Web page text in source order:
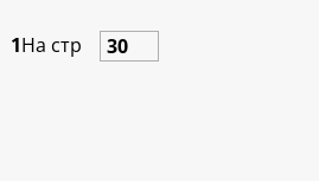
1На стр